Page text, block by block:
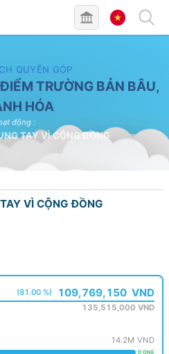
QUYÊN GÓP
TRƯỜNG BẢN BÂU,
HÓA
động :
TAY VÌ CỘNG ĐỒNG
VÌ CỘNG ĐỒNG
(81.00 %) 109,769,150 VND
135,515,000 VND
14.2M VND
DONE